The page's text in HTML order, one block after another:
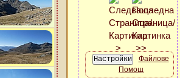
Файлове
Помощ